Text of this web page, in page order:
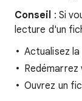
Conseil : Si
lecture d'un
Actualisez la
Ouvrez un